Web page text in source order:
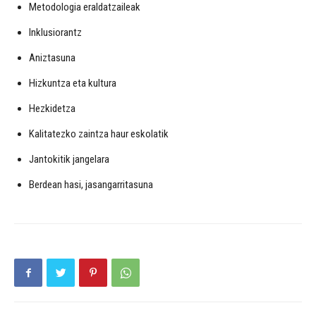
Metodologia eraldatzaileak
Inklusiorantz
Aniztasuna
Hizkuntza eta kultura
Hezkidetza
Kalitatezko zaintza haur eskolatik
Jantokitik jangelara
Berdean hasi, jasangarritasuna